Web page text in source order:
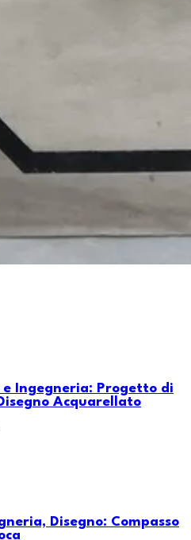
Ingegneria: Progetto di
Acquarellato
Disegno: Compasso